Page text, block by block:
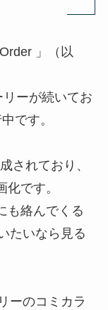
」（以
ーが続いてお
です。
されており、
です。
も絡んでくる
たいなら見る
ーのコミカラ